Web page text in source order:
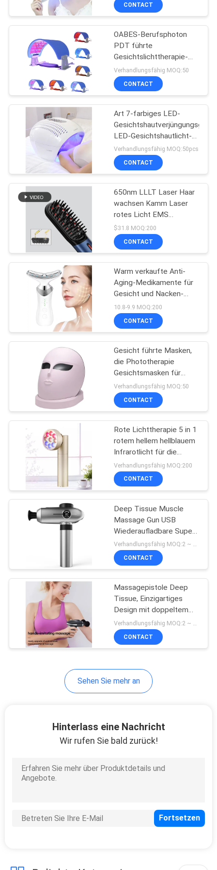
TRETEN
VERBINDUNG
FORDERN
ZITAT
SITEMAP
PRIVACY
POLICY
HIFU-/RFantifalte
27
IPL-Haar-Entferner
17
Gerät ultra
abnehmen
20
Hals- und
Gesichtsmassager
Hoher Gesichtsstab
Fequrency
Elektrischer
Entferner
das Hals-Haut-
CONTACT
OABES-Berufsphoton
PDT führte
Gesichtslichttherapie-
Hautpflege-Verjüngungs-
Maschine
Verhandlungsfähig MOQ:50
CONTACT
Art 7-farbiges LED-
Gesichtshautverjüngungsgerät
LED-Gesichtshautlicht-
Photonentherapiegerät
Verhandlungsfähig MOQ:50pcs
CONTACT
650nm LLLT Laser Haar
wachsen Kamm Laser
rotes Licht EMS
Mikrokurrent + Vibration
$31.8 MOQ:200
CONTACT
Warm verkaufte Anti-
Aging-Medikamente für
Gesicht und Nacken-
Lifting-Massager
Gesichtsmassager
Hautpflege
Schönheitsmittel
Nacken-Lifting
10.8-9.9 MOQ:200
CONTACT
Gesicht führte Masken,
die Phototherapie
Gesichtsmasken für
Antiakne-Falten führte
Verhandlungsfähig MOQ:50
CONTACT
Rote Lichttherapie 5 in 1
rotem hellem hellblauem
Infrarotlicht für die
Entlastung von Körper-
Schmerz, Knie, Knöchel,
Hände OABES
Verhandlungsfähig MOQ:200
CONTACT
Deep Tissue Muscle
Massage Gun USB
Wiederaufladbare Super
Leise Percussion
Massage Gun 10
Geschwindigkeiten
Handmassagegerät
Verhandlungsfähig MOQ:2 ~ 10 STÜCKE
CONTACT
Massagepistole Deep
Tissue, Einzigartiges
Design mit doppeltem
Massagekopf, Muscle
Percussion Black
Massage Guns
Verhandlungsfähig MOQ:2 ~ 10 STÜCKE
CONTACT
Sehen Sie mehr an
Hinterlass eine Nachricht
Wir rufen Sie bald zurück!